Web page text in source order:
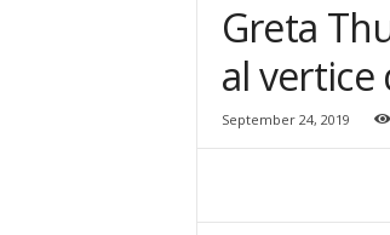
Greta
al vertice
September 24, 2019